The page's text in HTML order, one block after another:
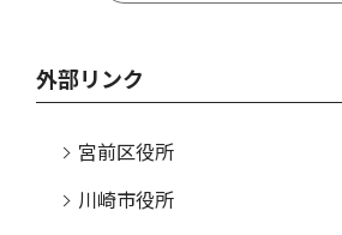
外部リンク
宮前区役所
川崎市役所